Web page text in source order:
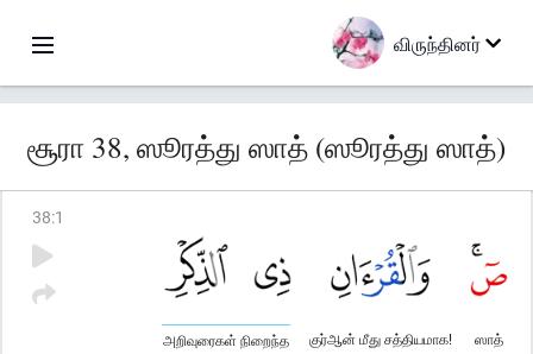
விருந்தினர்
சூரா 38, ஸூரத்து ஸாத் (ஸூரத்து ஸாத்)
38:1
ஸாத்
குர்ஆன் மீது சத்தியமாக!
அறிவுரைகள் நிறைந்த